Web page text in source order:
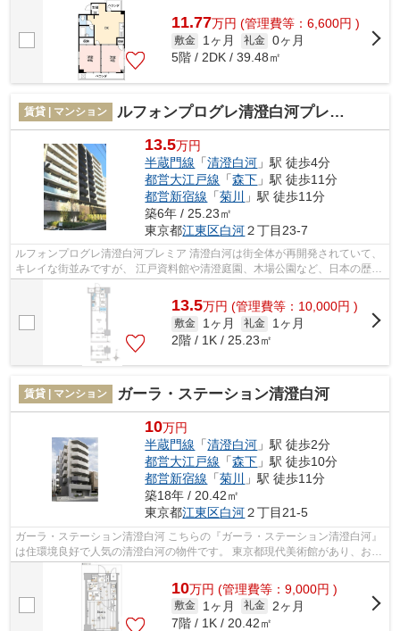
11.77万円 (管理費等：6,600円 )
敷金 1ヶ月 礼金 0ヶ月
5階 / 2DK / 39.48㎡
賃貸 | マンション ルフォンプログレ清澄白河プレミア
13.5万円
半蔵門線 「清澄白河 」駅 徒歩4分
都営大江戸線 「森下 」駅 徒歩11分
都営新宿線 「菊川 」駅 徒歩11分
築6年 / 25.23㎡
東京都江東区白河２丁目23-7
ルフォンプログレ清澄白河プレミア 清澄白河は街全体が再開発されていて、
キレイな街並みですが、 江戸資料館や清澄庭園、木場公園など、日本の歴史
に関係する施設も多く、自然も豊か...
13.5万円 (管理費等：10,000円 )
敷金 1ヶ月 礼金
1ヶ月
2階 / 1K / 25.23㎡
賃貸 | マンション ガーラ・ステーション清澄白河
10万円
半蔵門線 「清澄白河 」駅 徒歩2分
都営大江戸線 「森下 」駅 徒歩10分
都営新宿線 「菊川
」駅 徒歩11分
築18年 / 20.42㎡
東京都江東区白河２丁目21-5
ガーラ・ステーション清澄白河 こちらの『ガーラ・ステーション清澄白河』
は住環境良好で人気の清澄白河の物件です。 東京都現代美術館があり、お洒
落なカフェや書店が多く『アートの...
10万円 (管理費等：9,000円 )
敷金 1ヶ月 礼金
2ヶ月
7階 / 1K / 20.42㎡